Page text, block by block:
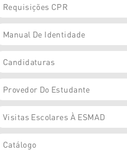
Requisições CPR
Manual De Identidade
Candidaturas
Provedor Do Estudante
Visitas Escolares À ESMAD
Catálogo